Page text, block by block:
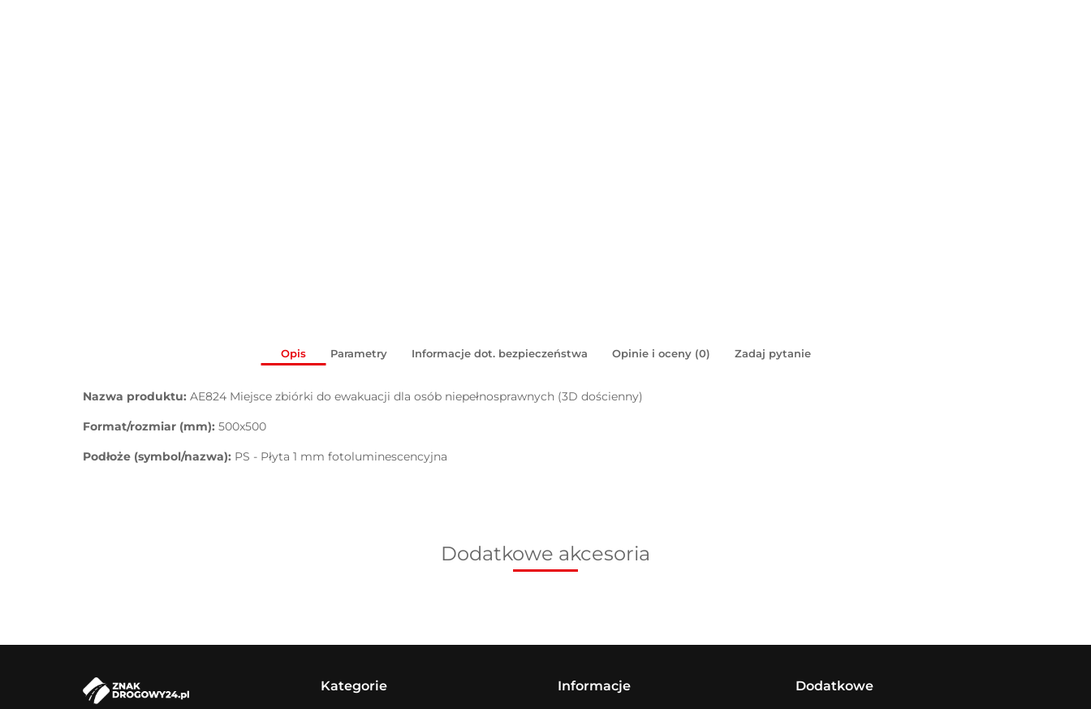
Opis Parametry Informacje dot. bezpieczeństwa Opinie i oceny (0) Zadaj pytanie
Nazwa produktu: AE824 Miejsce zbiórki do ewakuacji dla osób niepełnosprawnych (3D dościenny)
Format/rozmiar (mm): 500x500
Podłoże (symbol/nazwa): PS - Płyta 1 mm fotoluminescencyjna
Dodatkowe akcesoria
Kategorie Informacje Dodatkowe